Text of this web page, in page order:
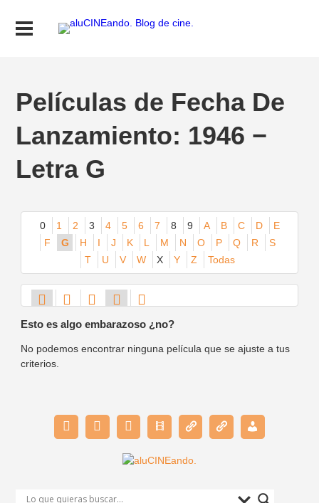
Películas de Fecha De
Lanzamiento: 1946 −
Letra G
0 1 2 3 4 5 6 7 8 9 A B C D
E
F
G H I J K L M N O P Q R
S
T
U V W X Y Z Todas
Esto es algo embarazoso ¿no?
No podemos encontrar ninguna película que se ajuste a tus
criterios.